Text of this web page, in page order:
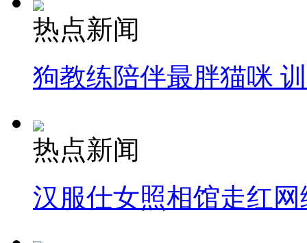
热点新闻
狗教练陪伴最胖猫咪
热点新闻
汉服仕女照相馆走红网